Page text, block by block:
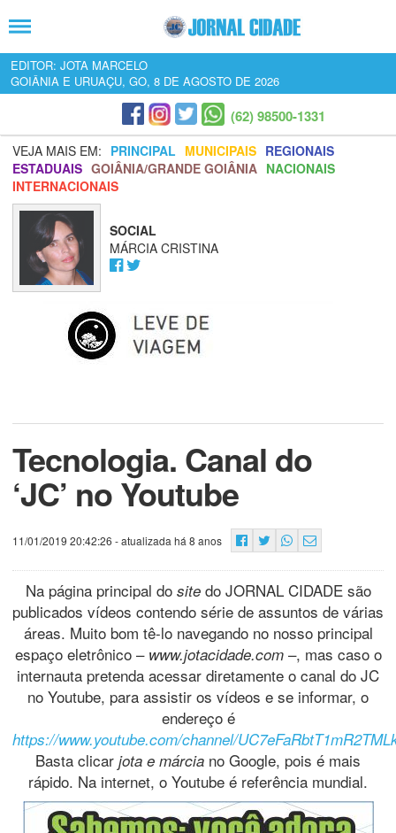
EDITOR: JOTA MARCELO
GOIÂNIA E URUAÇU, GO, 8 DE AGOSTO DE 2026
(62) 98500-1331
VEJA MAIS EM: PRINCIPAL MUNICIPAIS REGIONAIS
ESTADUAIS GOIÂNIA/GRANDE GOIÂNIA NACIONAIS
INTERNACIONAIS
SOCIAL
MÁRCIA CRISTINA
Tecnologia. Canal do
‘JC’ no Youtube
11/01/2019 20:42:26 - atualizada há 8 anos
Na página principal do sitedo JORNAL CIDADE são
publicados vídeos contendo série de assuntos de várias
áreas. Muito bom tê-lo navegando no nosso principal
espaço eletrônico – www.jotacidade.com–, mas caso o
internauta pretenda acessar diretamente o canal do JC
no Youtube, para assistir os vídeos e se informar, o
endereço é
https://www.youtube.com/channel/
Basta clicar jota e márcia no Google, pois é mais
rápido. Na internet, o Youtube é referência mundial.